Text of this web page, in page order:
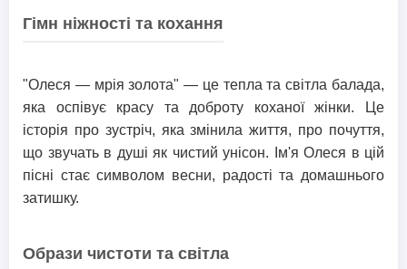
Гімн ніжності та кохання
"Олеся — мрія золота" — це тепла та світла балада,
яка оспівує красу та доброту коханої жінки. Це
історія про зустріч, яка змінила життя, про почуття,
що звучать в душі як чистий унісон. Ім'я Олеся в цій
пісні стає символом весни, радості та домашнього
затишку.
Образи чистоти та світла